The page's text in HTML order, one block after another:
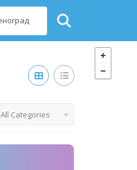
All Categories